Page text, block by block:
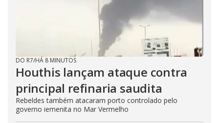
DO R7/HÁ 8 MINUTOS
Houthis lançam ataque contra
principal refinaria saudita
Rebeldes também atacaram porto controlado pelo
governo iemenita no Mar Vermelho